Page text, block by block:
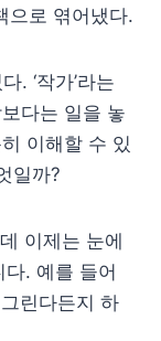
으로 엮어냈다.
. ‘작가’라는
다는 일을 놓
이해할 수 있
일까?
이제는 눈에
. 예를 들어
린다든지 하